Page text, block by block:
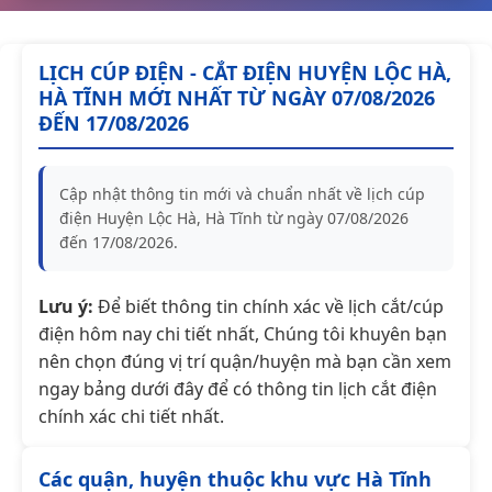
LỊCH CÚP ĐIỆN - CẮT ĐIỆN HUYỆN LỘC HÀ,
HÀ TĨNH MỚI NHẤT TỪ NGÀY 07/08/2026
ĐẾN 17/08/2026
Cập nhật thông tin mới và chuẩn nhất về lịch cúp
điện Huyện Lộc Hà, Hà Tĩnh từ ngày 07/08/2026
đến 17/08/2026.
Lưu ý: Để biết thông tin chính xác về lịch cắt/cúp
điện hôm nay chi tiết nhất, Chúng tôi khuyên bạn
nên chọn đúng vị trí quận/huyện mà bạn cần xem
ngay bảng dưới đây để có thông tin lịch cắt điện
chính xác chi tiết nhất.
Các quận, huyện thuộc khu vực Hà Tĩnh